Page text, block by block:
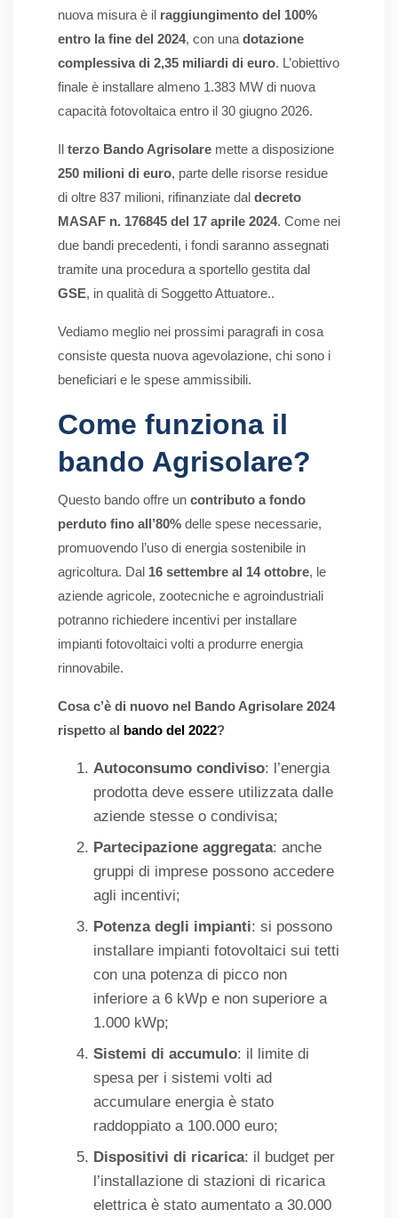
nuova misura è il raggiungimento del 100%
entro la fine del 2024, con una dotazione
complessiva di 2,35 miliardi di euro. L’obiettivo
finale è installare almeno 1.383 MW di nuova
capacità fotovoltaica entro il 30 giugno 2026.
Il terzo Bando Agrisolare mette a disposizione
250 milioni di euro, parte delle risorse residue
di oltre 837 milioni, rifinanziate dal decreto
MASAF n. 176845 del 17 aprile 2024. Come nei
due bandi precedenti, i fondi saranno assegnati
tramite una procedura a sportello gestita dal
GSE, in qualità di Soggetto Attuatore..
Vediamo meglio nei prossimi paragrafi in cosa
consiste questa nuova agevolazione, chi sono i
beneficiari e le spese ammissibili.
Come funziona il
bando Agrisolare?
Questo bando offre un contributo a fondo
perduto fino all’80% delle spese necessarie,
promuovendo l’uso di energia sostenibile in
agricoltura. Dal 16 settembre al 14 ottobre, le
aziende agricole, zootecniche e agroindustriali
potranno richiedere incentivi per installare
impianti fotovoltaici volti a produrre energia
rinnovabile.
Cosa c’è di nuovo nel Bando Agrisolare 2024
rispetto al bando del 2022?
Autoconsumo condiviso: l’energia
prodotta deve essere utilizzata dalle
aziende stesse o condivisa;
Partecipazione aggregata: anche
gruppi di imprese possono accedere
agli incentivi;
Potenza degli impianti: si possono
installare impianti fotovoltaici sui tetti
con una potenza di picco non
inferiore a 6 kWp e non superiore a
1.000 kWp;
Sistemi di accumulo: il limite di
spesa per i sistemi volti ad
accumulare energia è stato
raddoppiato a 100.000 euro;
Dispositivi di ricarica: il budget per
l’installazione di stazioni di ricarica
elettrica è stato aumentato a 30.000